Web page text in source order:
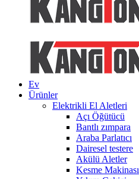
Ev
Ürünler
Elektrikli El Aletleri
Açı Öğütücü
Bantlı zımpara
Araba Parlatıcı
Dairesel testere
Akülü Aletler
Kesme Makinası